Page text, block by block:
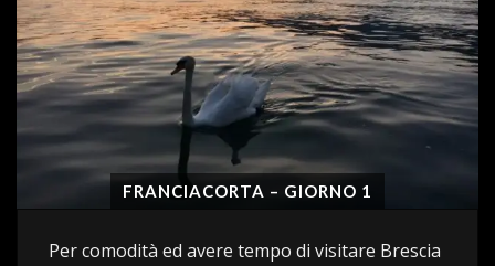
FRANCIACORTA – GIORNO 1
Per comodità ed avere tempo di visitare Brescia